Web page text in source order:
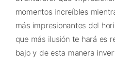
momentos increíbles
más impresionantes del
que más ilusión te hará es
bajo y de esta manera